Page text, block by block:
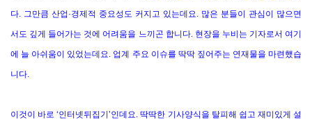
다. 그만큼 산업·경제적 중요성도 커지고 있는데요. 많은 분들이 관심이 많으면
서도 깊게 들어가는 것에 어려움을 느끼곤 합니다. 현장을 누비는 기자로서 여기
에 늘 아쉬움이 있었는데요. 업계 주요 이슈를 딱딱 짚어주는 연재물을 마련했습
니다.
이것이 바로 ‘인터넷뒤집기’인데요. 딱딱한 기사양식을 탈피해 쉽고 재미있게 설